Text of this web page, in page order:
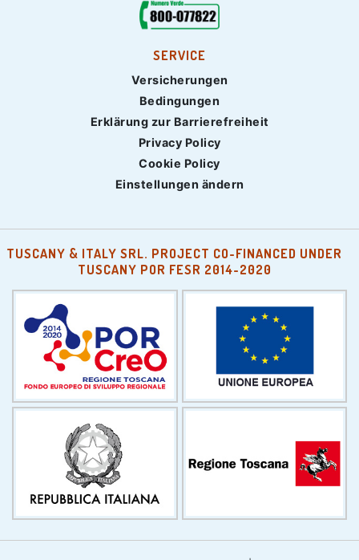
SERVICE
Versicherungen
Bedingungen
Erklärung zur Barrierefreiheit
Privacy Policy
Cookie Policy
Einstellungen ändern
TUSCANY & ITALY SRL. PROJECT CO-FINANCED UNDER
TUSCANY POR FESR 2014-2020